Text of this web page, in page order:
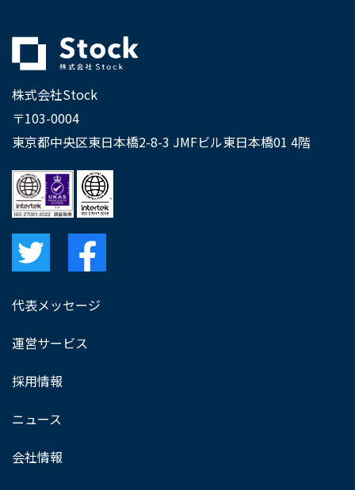
株式会社Stock
〒103-0004
東京都中央区東日本橋2-8-3 JMFビル東日本橋01 4階
代表メッセージ
運営サービス
採用情報
ニュース
会社情報